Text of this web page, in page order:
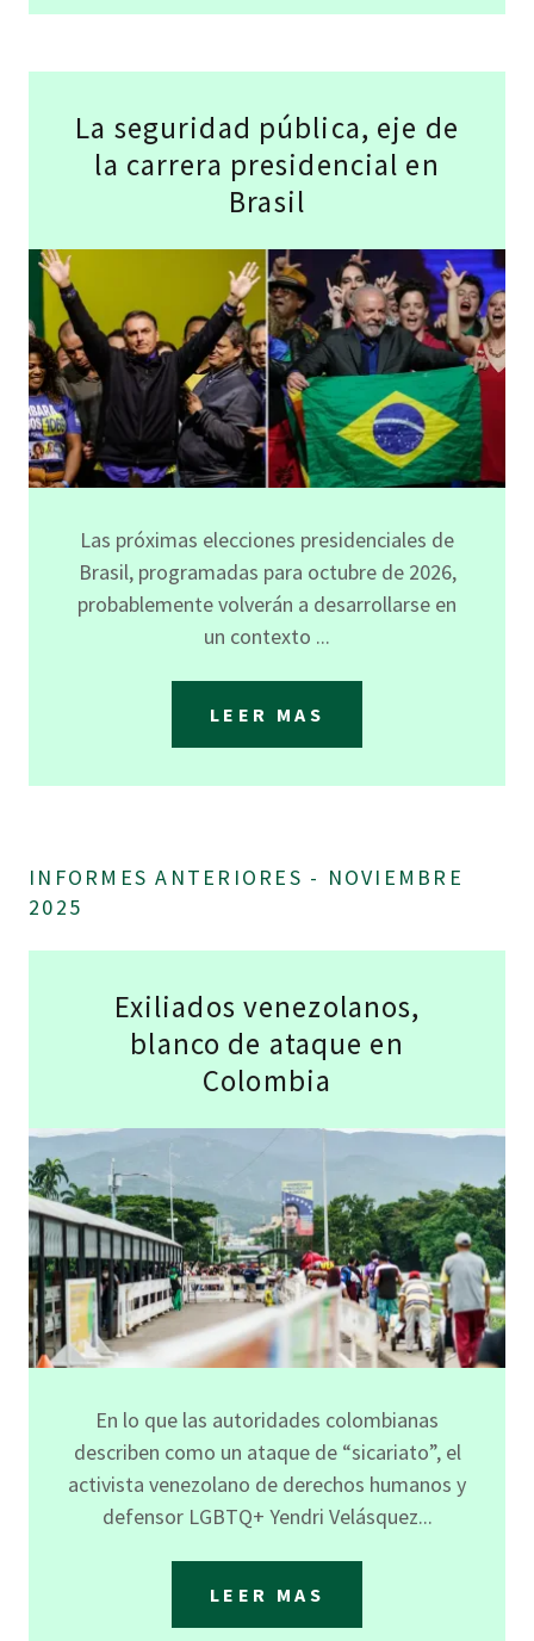
La seguridad pública, eje de
la carrera presidencial en
Brasil
Las próximas elecciones presidenciales de
Brasil, programadas para octubre de 2026,
probablemente volverán a desarrollarse en
un contexto ...
LEER MAS
INFORMES ANTERIORES - NOVIEMBRE
2025
Exiliados venezolanos,
blanco de ataque en
Colombia
En lo que las autoridades colombianas
describen como un ataque de “sicariato”, el
activista venezolano de derechos humanos y
defensor LGBTQ+ Yendri Velásquez...
LEER MAS